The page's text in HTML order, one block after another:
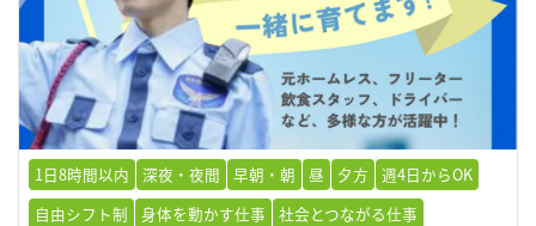
1日8時間以内 深夜・夜間 早朝・朝 昼 夕方
週4日からOK
自由シフト制
身体を動かす仕事
社会とつながる仕事